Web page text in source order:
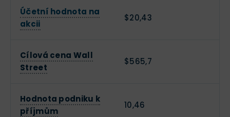
Účetní hodnota na
akcii
$20,43
Cílová cena Wall
Street
$565,7
Hodnota podniku k
příjmům
10,46